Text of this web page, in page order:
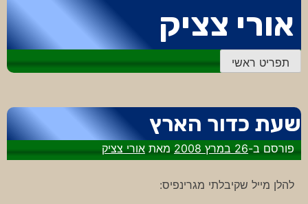
לתוכן
אורי צציק
תפריט ראשי
שעת כדור הארץ
פורסם ב-26 במרץ 2008 מאתאורי צציק
להלן מייל שקיבלתי מגרינפיס: